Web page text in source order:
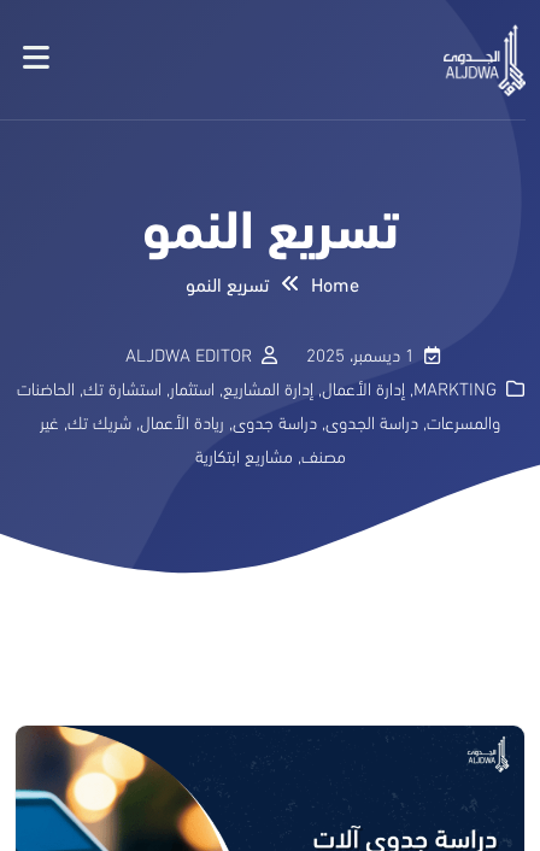
تسريع النمو
Home تسريع النمو
1 ديسمبر، 2025
ALJDWA EDITOR
MARKTING
, إدارة الأعمال, إدارة المشاريع, استثمار, استشارة تك, الحاضنات
والمسرعات, دراسة الجدوى, دراسة جدوى, ريادة الأعمال, شريك تك, غير
مصنف, مشاريع ابتكارية